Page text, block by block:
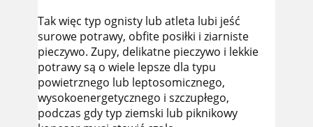
Tak więc typ ognisty lub atleta lubi jeść
surowe potrawy, obfite posiłki i ziarniste
pieczywo. Zupy, delikatne pieczywo i lekkie
potrawy są o wiele lepsze dla typu
powietrznego lub leptosomicznego,
wysokoenergetycznego i szczupłego,
podczas gdy typ ziemski lub piknikowy